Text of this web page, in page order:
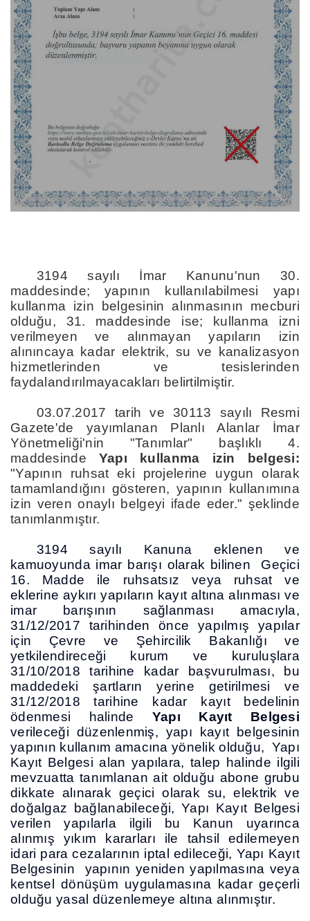
3194 sayılı İmar Kanunu'nun 30.
maddesinde; yapının kullanılabilmesi yapı
kullanma izin belgesinin alınmasının mecburi
olduğu, 31. maddesinde ise; kullanma izni
verilmeyen ve alınmayan yapıların izin
alınıncaya kadar elektrik, su ve kanalizasyon
hizmetlerinden ve tesislerinden
faydalandırılmayacakları belirtilmiştir.
03.07.2017 tarih ve 30113 sayılı Resmi
Gazete'de yayımlanan Planlı Alanlar İmar
Yönetmeliği'nin "Tanımlar" başlıklı 4.
maddesinde Yapı kullanma izin belgesi:
"Yapının ruhsat eki projelerine uygun olarak
tamamlandığını gösteren, yapının kullanımına
izin veren onaylı belgeyi ifade eder." şeklinde
tanımlanmıştır.
3194 sayılı Kanuna eklenen ve
kamuoyunda imar barışı olarak bilinen Geçici
16. Madde ile
ruhsatsız veya ruhsat ve
eklerine aykırı yapıların kayıt altına alınması ve
imar barışının sağlanması amacıyla,
31/12/2017 tarihinden önce yapılmış yapılar
için Çevre ve Şehircilik Bakanlığı ve
yetkilendireceği kurum ve kuruluşlara
31/10/2018 tarihine kadar başvurulması, bu
maddedeki şartların yerine getirilmesi ve
31/12/2018 tarihine kadar kayıt bedelinin
ödenmesi halinde Yapı Kayıt Belgesi
verileceği düzenlenmiş, yapı kayıt belgesinin
yapının kullanım amacına yönelik olduğu, Yapı
Kayıt Belgesi alan yapılara, talep halinde ilgili
mevzuatta tanımlanan ait olduğu abone grubu
dikkate alınarak geçici olarak su, elektrik ve
doğalgaz bağlanabileceği, Yapı Kayıt Belgesi
verilen yapılarla ilgili bu Kanun uyarınca
alınmış yıkım kararları ile tahsil edilemeyen
idari para cezalarının iptal edileceği, Yapı Kayıt
Belgesinin yapının yeniden yapılmasına veya
kentsel dönüşüm uygulamasına kadar geçerli
olduğu yasal düzenlemeye altına alınmıştır.